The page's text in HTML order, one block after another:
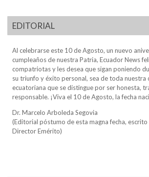
EDITORIAL
Al celebrarse este 10 de Agosto, un nuevo
cumpleaños de nuestra Patria, Ecuador News
compatriotas y les desea que sigan poniendo
su triunfo y éxito personal, sea de toda nuestra
ecuatoriana que se distingue por ser honesta,
responsable. ¡Viva el 10 de Agosto, la fecha
Dr. Marcelo Arboleda Segovia
(Editorial póstumo de esta magna fecha,
Director Emérito)